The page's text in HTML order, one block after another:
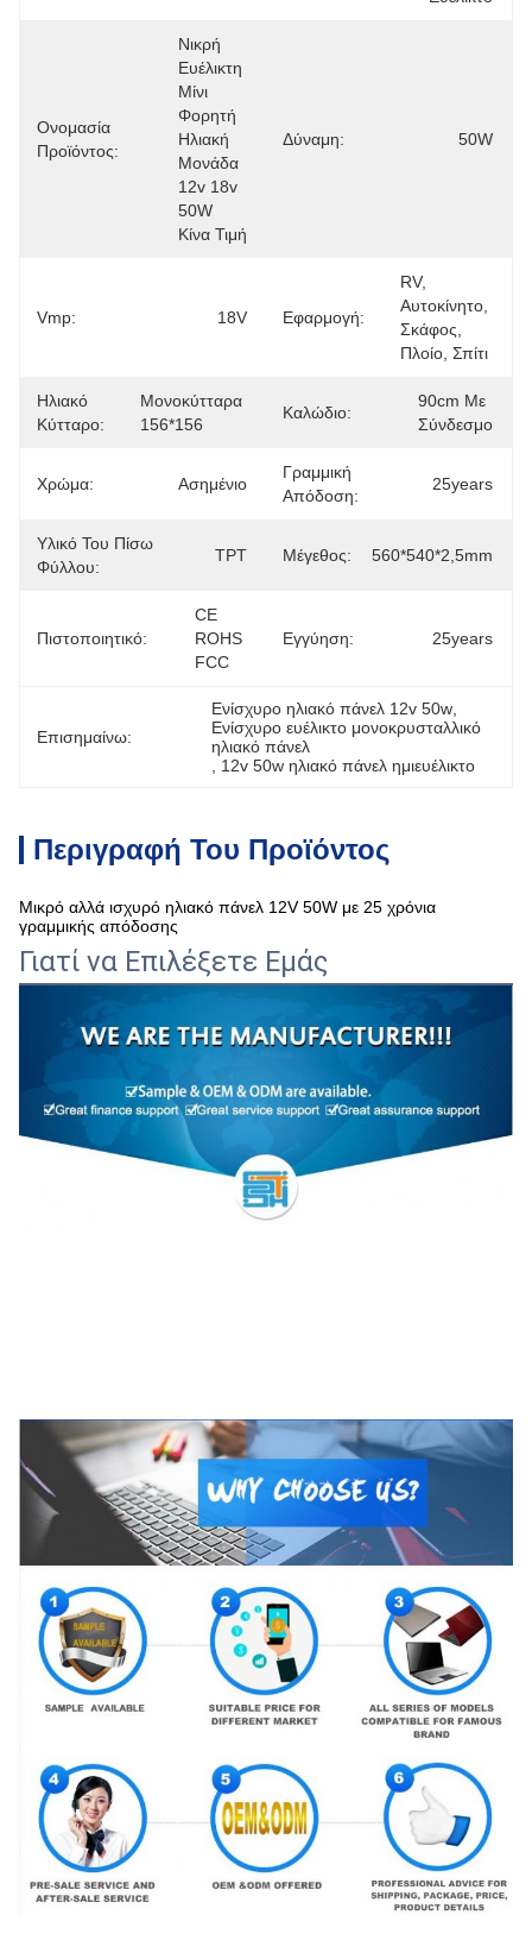
Ονομασία
Προϊόντος:
Νικρή
Ευέλικτη
Μίνι
Φορητή
Ηλιακή
Μονάδα
12v 18v
50W
Κίνα Τιμή
Δύναμη: 50W
Vmp: 18V Εφαρμογή:
RV,
Αυτοκίνητο,
Σκάφος,
Πλοίο, Σπίτι
Ηλιακό
Κύτταρο:
Μονοκύτταρα
156*156
Καλώδιο:
90cm Με
Σύνδεσμο
Χρώμα: Ασημένιο
Γραμμική
Απόδοση:
25years
Υλικό Του Πίσω
Φύλλου:
TPT Μέγεθος: 560*540*2,5mm
Πιστοποιητικό:
CE
ROHS
FCC
Εγγύηση: 25years
Επισημαίνω:
Ενίσχυρο ηλιακό πάνελ 12v 50w
Ενίσχυρο ευέλικτο μονοκρυσταλλικό
ηλιακό πάνελ
12v 50w ηλιακό πάνελ ημιευέλικτο
Περιγραφή Του Προϊόντος
Μικρό αλλά ισχυρό ηλιακό πάνελ 12V 50W με 25 χρόνια
γραμμικής απόδοσης
Γιατί να Επιλέξετε Εμάς